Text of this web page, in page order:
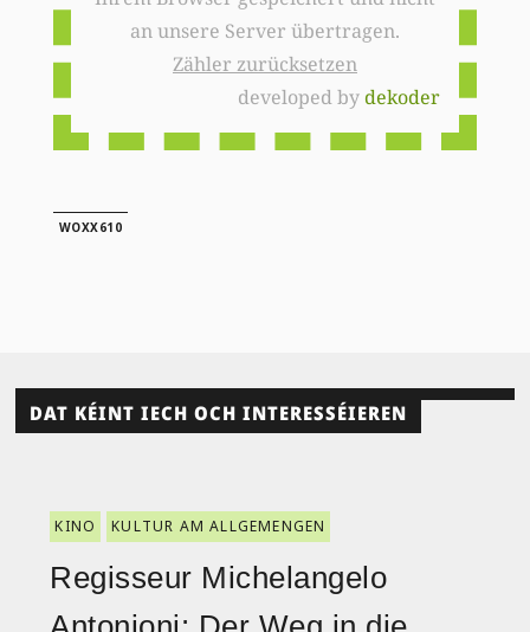
an unsere Server übertragen.
Zähler zurücksetzen
developed bydekoder
WOXX610
DAT KÉINT IECH OCH INTERESSÉIEREN
KINO KULTUR AM ALLGEMENGEN
Regisseur Michelangelo